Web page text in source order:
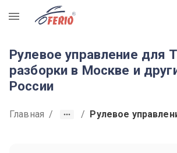
R
Рулевое управление для
разборки в Москве и
России
Главная / / Рулевое